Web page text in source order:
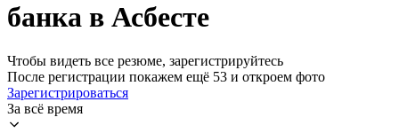
банка в Асбесте
Чтобы видеть все резюме, зарегистрируйтесь
После регистрации покажем ещё 53 и откроем фото
Зарегистрироваться
За всё время